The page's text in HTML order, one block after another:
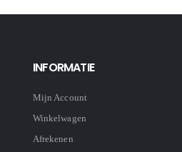
INFORMATIE
Mijn Account
Winkelwagen
Afrekenen